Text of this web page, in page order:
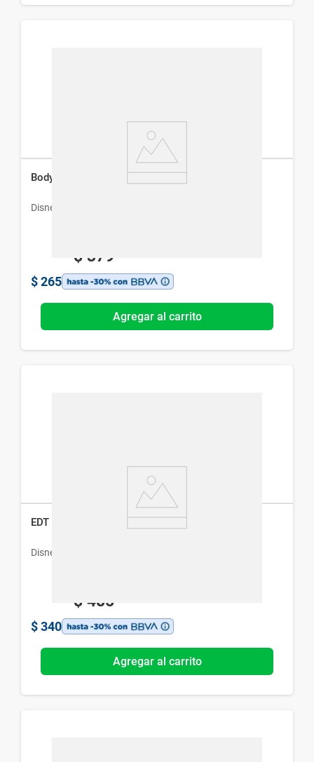
Body Splash Disney Intensamente x 200 ml
Disney
$ 379
$ 265
Agregar al carrito
EDT Disney Spidey 214 x 50 ml
Disney
$ 485
$ 340
Agregar al carrito